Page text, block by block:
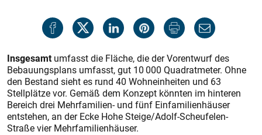
Insgesamt umfasst die Fläche, die der Vorentwurf des
Bebauungsplans umfasst, gut 10 000 Quadratmeter. Ohne
den Bestand sieht es rund 40 Wohneinheiten und 63
Stellplätze vor. Gemäß dem Konzept könnten im hinteren
Bereich drei Mehrfamilien- und fünf Einfamilienhäuser
entstehen, an der Ecke Hohe Steige/Adolf-Scheufelen-
Straße vier Mehrfamilienhäuser.